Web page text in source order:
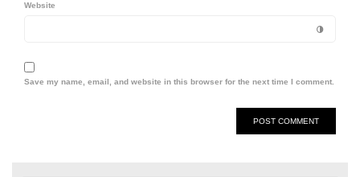
Website
Save my name, email, and website in this browser for the next time I comment.